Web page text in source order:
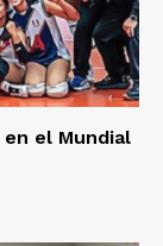
el Mundial